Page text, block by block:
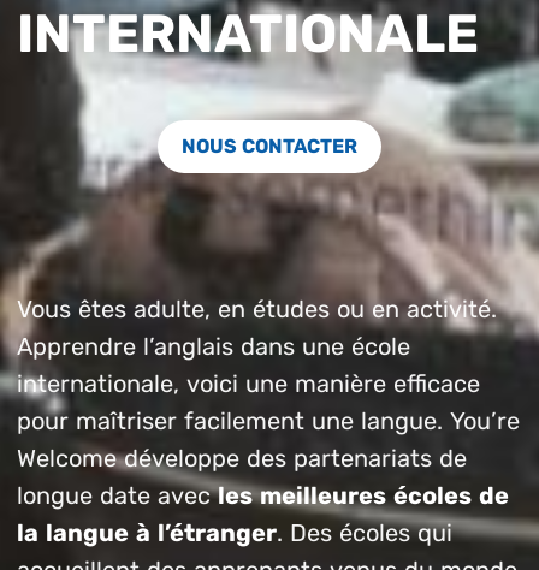
INTERNATIONALE
NOUS CONTACTER
Vous êtes adulte, en études ou en activité.
Apprendre l’anglais dans une école
internationale, voici une manière efficace
pour maîtriser facilement une langue. You’re
Welcome développe des partenariats de
longue date avecles meilleures écoles de
la langue à l’étranger. Des écoles qui